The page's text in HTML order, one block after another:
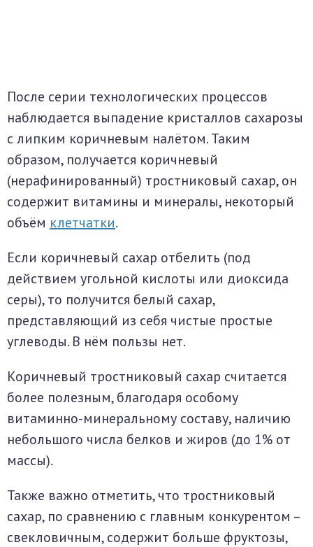
После серии технологических процессов
наблюдается выпадение кристаллов сахарозы
с липким коричневым налётом. Таким
образом, получается коричневый
(нерафинированный) тростниковый сахар, он
содержит витамины и минералы, некоторый
объём клетчатки.
Если коричневый сахар отбелить (под
действием угольной кислоты или диоксида
серы), то получится белый сахар,
представляющий из себя чистые простые
углеводы. В нём пользы нет.
Коричневый тростниковый сахар считается
более полезным, благодаря особому
витаминно-минеральному составу, наличию
небольшого числа белков и жиров (до 1% от
массы).
Также важно отметить, что тростниковый
сахар, по сравнению с главным конкурентом –
свекловичным, содержит больше фруктозы,